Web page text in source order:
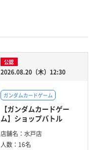
公認
2026.08.20（木）12:30
ガンダムカードゲーム
【ガンダムカードゲー
ム】ショップバトル
店舗名： 水戸店
人数： 16名